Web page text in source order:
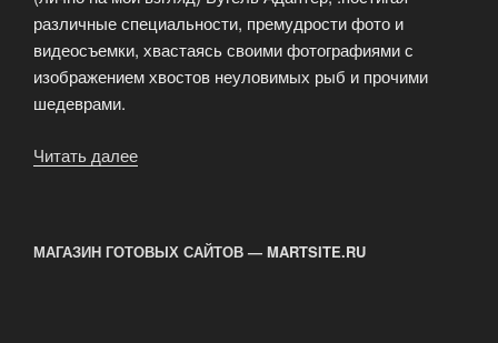
различные специальности, премудрости фото и
видеосъемки, хвастаясь своими фотографиями с
изображением хвостов неуловимых рыб и прочими
шедеврами.
Читать далее
МАГАЗИН ГОТОВЫХ САЙТОВ — MARTSITE.RU